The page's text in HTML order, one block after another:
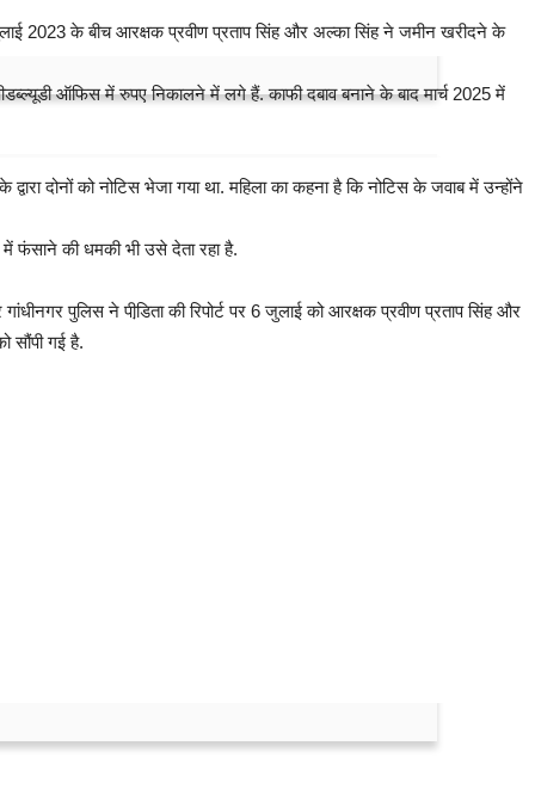
2023 के बीच आरक्षक प्रवीण प्रताप सिंह और अल्का सिंह ने जमीन खरीदने के
ऑफिस में रुपए निकालने में लगे हैं. काफी दबाव बनाने के बाद मार्च 2025 में
दोनों को नोटिस भेजा गया था. महिला का कहना है कि नोटिस के जवाब में उन्होंने
फंसाने की धमकी भी उसे देता रहा है.
पुलिस ने पीडि़ता की रिपोर्ट पर 6 जुलाई को आरक्षक प्रवीण प्रताप सिंह और
सौंपी गई है.